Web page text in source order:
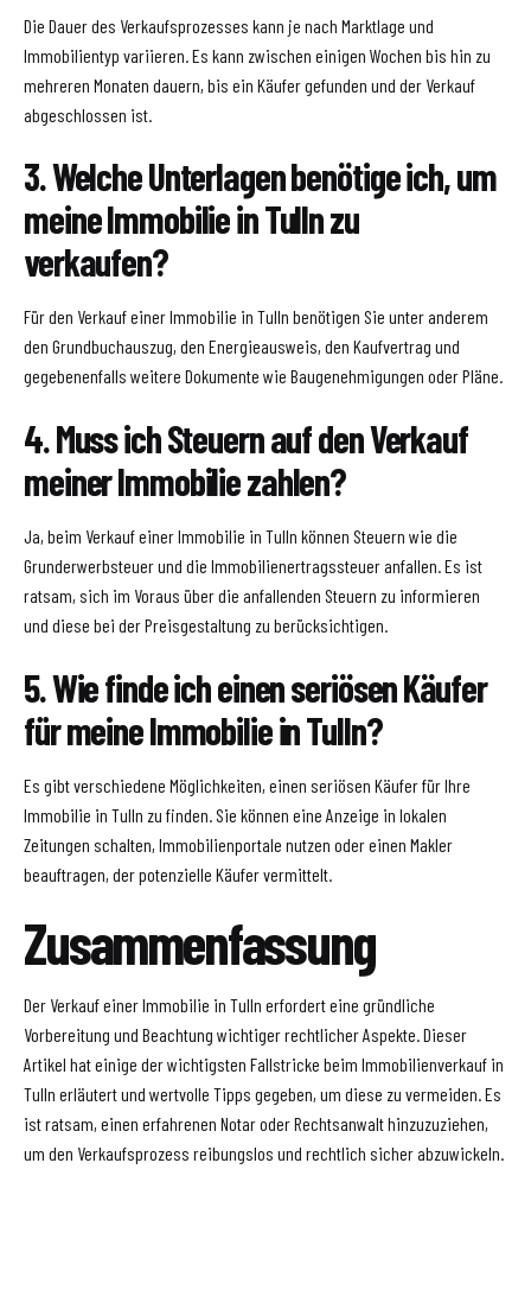
Die Dauer des Verkaufsprozesses kann je nach Marktlage und
Immobilientyp variieren. Es kann zwischen einigen Wochen bis hin zu
mehreren Monaten dauern, bis ein Käufer gefunden und der Verkauf
abgeschlossen ist.
3. Welche Unterlagen benötige ich, um
meine Immobilie in Tulln zu
verkaufen?
Für den Verkauf einer Immobilie in Tulln benötigen Sie unter anderem
den Grundbuchauszug, den Energieausweis, den Kaufvertrag und
gegebenenfalls weitere Dokumente wie Baugenehmigungen oder Pläne.
4. Muss ich Steuern auf den Verkauf
meiner Immobilie zahlen?
Ja, beim Verkauf einer Immobilie in Tulln können Steuern wie die
Grunderwerbsteuer und die Immobilienertragssteuer anfallen. Es ist
ratsam, sich im Voraus über die anfallenden Steuern zu informieren
und diese bei der Preisgestaltung zu berücksichtigen.
5. Wie finde ich einen seriösen Käufer
für meine Immobilie in Tulln?
Es gibt verschiedene Möglichkeiten, einen seriösen Käufer für Ihre
Immobilie in Tulln zu finden. Sie können eine Anzeige in lokalen
Zeitungen schalten, Immobilienportale nutzen oder einen Makler
beauftragen, der potenzielle Käufer vermittelt.
Zusammenfassung
Der Verkauf einer Immobilie in Tulln erfordert eine gründliche
Vorbereitung und Beachtung wichtiger rechtlicher Aspekte. Dieser
Artikel hat einige der wichtigsten Fallstricke beim Immobilienverkauf in
Tulln erläutert und wertvolle Tipps gegeben, um diese zu vermeiden. Es
ist ratsam, einen erfahrenen Notar oder Rechtsanwalt hinzuzuziehen,
um den Verkaufsprozess reibungslos und rechtlich sicher abzuwickeln.